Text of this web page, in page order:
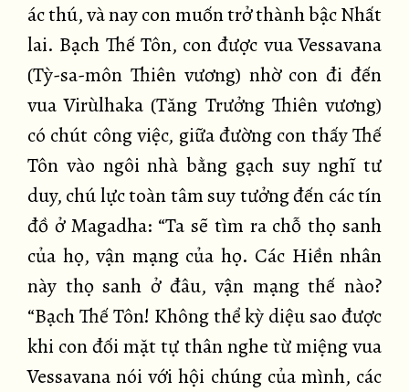
ác thú, và nay con muốn trở thành bậc Nhất
lai. Bạch Thế Tôn, con được vua Vessavana
(Tỳ-sa-môn Thiên vương) nhờ con đi đến
vua Virùlhaka (Tăng Trưởng Thiên vương)
có chút công việc, giữa đường con thấy Thế
Tôn vào ngôi nhà bằng gạch suy nghĩ tư
duy, chú lực toàn tâm suy tưởng đến các tín
đồ ở Magadha: “Ta sẽ tìm ra chỗ thọ sanh
của họ, vận mạng của họ. Các Hiền nhân
này thọ sanh ở đâu, vận mạng thế nào?
“Bạch Thế Tôn! Không thể kỳ diệu sao được
khi con đối mặt tự thân nghe từ miệng vua
Vessavana nói với hội chúng của mình, các